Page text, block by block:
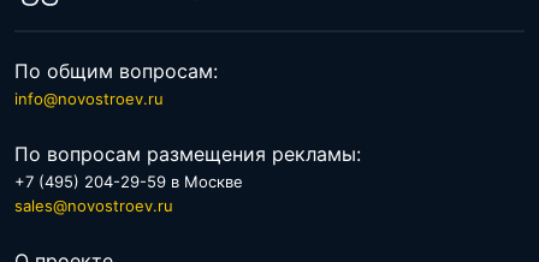
По общим вопросам:
info@novostroev.ru
По вопросам размещения рекламы:
+7 (495) 204-29-59 в Москве
sales@novostroev.ru